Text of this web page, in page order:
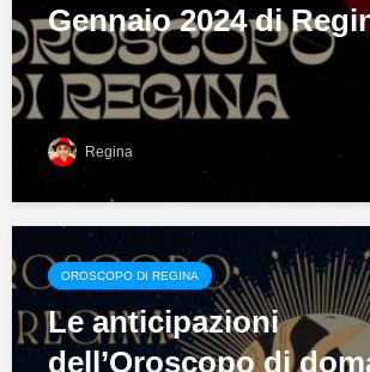
Gennaio 2024 di
Regina
OROSCOPO DI REGINA
Le anticipazioni
dell’Oroscopo di